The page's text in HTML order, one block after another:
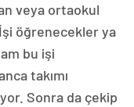
veya ortaokul
öğrenecekler ya
bu işi
takımı
Sonra da çekip